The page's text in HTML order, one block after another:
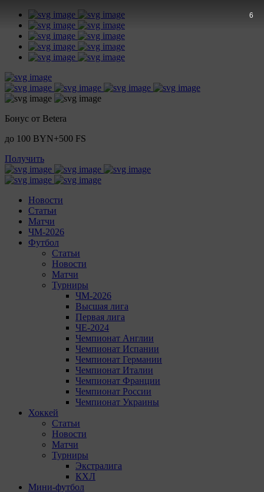
Бонус от Betera
до 100 BYN+500 FS
Получить
Новости
Статьи
Матчи
ЧМ-2026
Футбол
Статьи
Новости
Матчи
Турниры
ЧМ-2026
Высшая лига
Первая лига
ЧЕ-2024
Чемпионат Англии
Чемпионат Испании
Чемпионат Германии
Чемпионат Италии
Чемпионат Франции
Чемпионат России
Чемпионат Украины
Хоккей
Статьи
Новости
Матчи
Турниры
Экстралига
КХЛ
Мини-футбол
4